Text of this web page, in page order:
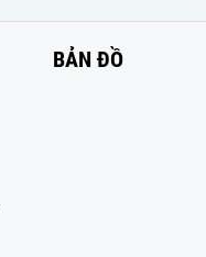
BẢN ĐỒ